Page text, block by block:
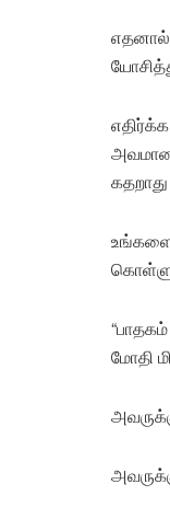
எதனால்
உங்களை
மோதி